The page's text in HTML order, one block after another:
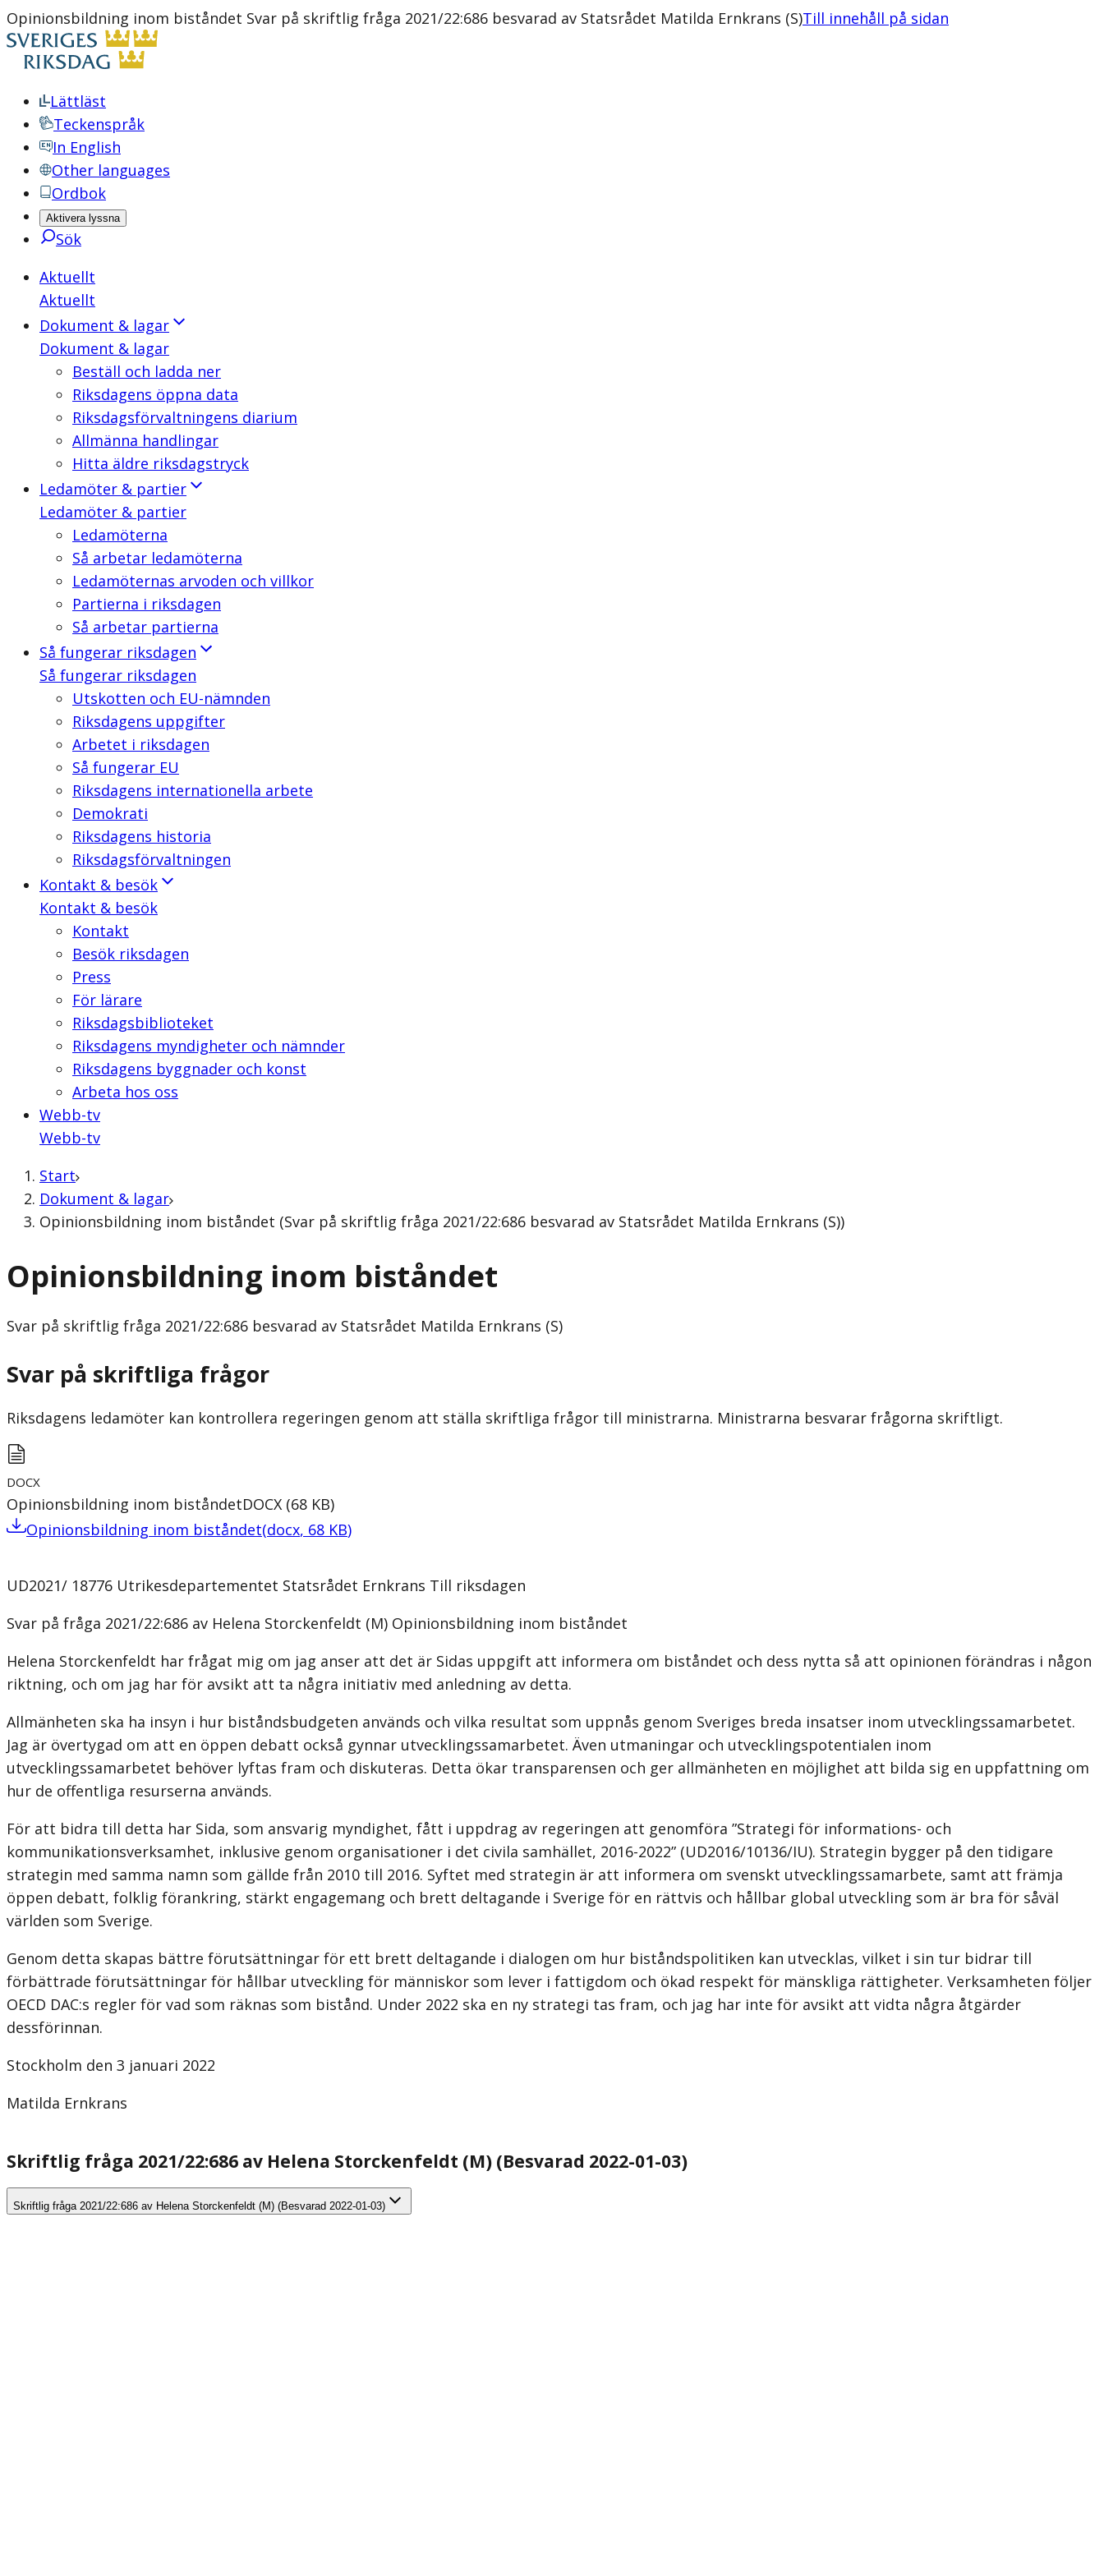
Opinionsbildning inom biståndet Svar på skriftlig fråga 2021/22:686 besvarad av Statsrådet Matilda Ernkrans (S)Till innehåll på sidan
Lättläst
Teckenspråk
In English
Other languages
Ordbok
Aktivera lyssna
Sök
Aktuellt
Aktuellt
Dokument & lagar
Dokument & lagar
Beställ och ladda ner
Riksdagens öppna data
Riksdagsförvaltningens diarium
Allmänna handlingar
Hitta äldre riksdagstryck
Ledamöter & partier
Ledamöter & partier
Ledamöterna
Så arbetar ledamöterna
Ledamöternas arvoden och villkor
Partierna i riksdagen
Så arbetar partierna
Så fungerar riksdagen
Så fungerar riksdagen
Utskotten och EU-nämnden
Riksdagens uppgifter
Arbetet i riksdagen
Så fungerar EU
Riksdagens internationella arbete
Demokrati
Riksdagens historia
Riksdagsförvaltningen
Kontakt & besök
Kontakt & besök
Kontakt
Besök riksdagen
Press
För lärare
Riksdagsbiblioteket
Riksdagens myndigheter och nämnder
Riksdagens byggnader och konst
Arbeta hos oss
Webb-tv
Webb-tv
Start
Dokument & lagar
Opinionsbildning inom biståndet (Svar på skriftlig fråga 2021/22:686 besvarad av Statsrådet Matilda Ernkrans (S))
Opinionsbildning inom biståndet
Svar på skriftlig fråga 2021/22:686 besvarad av Statsrådet Matilda Ernkrans (S)
Svar på skriftliga frågor
Riksdagens ledamöter kan kontrollera regeringen genom att ställa skriftliga frågor till ministrarna. Ministrarna besvarar frågorna skriftligt.
DOCX
Opinionsbildning inom biståndetDOCX (68 KB)
Opinionsbildning inom biståndet(docx, 68 KB)
UD2021/ 18776 Utrikesdepartementet Statsrådet Ernkrans Till riksdagen
Svar på fråga 2021/22:686 av Helena Storckenfeldt (M) Opinionsbildning inom biståndet
Helena Storckenfeldt har frågat mig om jag anser att det är Sidas uppgift att informera om biståndet och dess nytta så att opinionen förändras i någon
riktning, och om jag har för avsikt att ta några initiativ med anledning av detta.
Allmänheten ska ha insyn i hur biståndsbudgeten används och vilka resultat som uppnås genom Sveriges breda insatser inom utvecklingssamarbetet.
Jag är övertygad om att en öppen debatt också gynnar utvecklingssamarbetet. Även utmaningar och utvecklingspotentialen inom
utvecklingssamarbetet behöver lyftas fram och diskuteras. Detta ökar transparensen och ger allmänheten en möjlighet att bilda sig en uppfattning om
hur de offentliga resurserna används.
För att bidra till detta har Sida, som ansvarig myndighet, fått i uppdrag av regeringen att genomföra ”Strategi för informations- och
kommunikationsverksamhet, inklusive genom organisationer i det civila samhället, 2016-2022” (UD2016/10136/IU). Strategin bygger på den tidigare
strategin med samma namn som gällde från 2010 till 2016. Syftet med strategin är att informera om svenskt utvecklingssamarbete, samt att främja
öppen debatt, folklig förankring, stärkt engagemang och brett deltagande i Sverige för en rättvis och hållbar global utveckling som är bra för såväl
världen som Sverige.
Genom detta skapas bättre förutsättningar för ett brett deltagande i dialogen om hur biståndspolitiken kan utvecklas, vilket i sin tur bidrar till
förbättrade förutsättningar för hållbar utveckling för människor som lever i fattigdom och ökad respekt för mänskliga rättigheter. Verksamheten följer
OECD DAC:s regler för vad som räknas som bistånd. Under 2022 ska en ny strategi tas fram, och jag har inte för avsikt att vidta några åtgärder
dessförinnan.
Stockholm den 3 januari 2022
Matilda Ernkrans
Skriftlig fråga 2021/22:686 av Helena Storckenfeldt (M) (Besvarad 2022-01-03)
Skriftlig fråga 2021/22:686 av Helena Storckenfeldt (M) (Besvarad 2022-01-03)